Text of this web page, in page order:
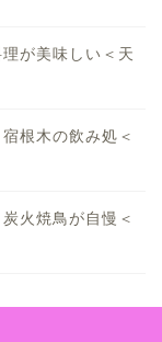
が美味しい＜天
根木の飲み処＜
火焼鳥が自慢＜